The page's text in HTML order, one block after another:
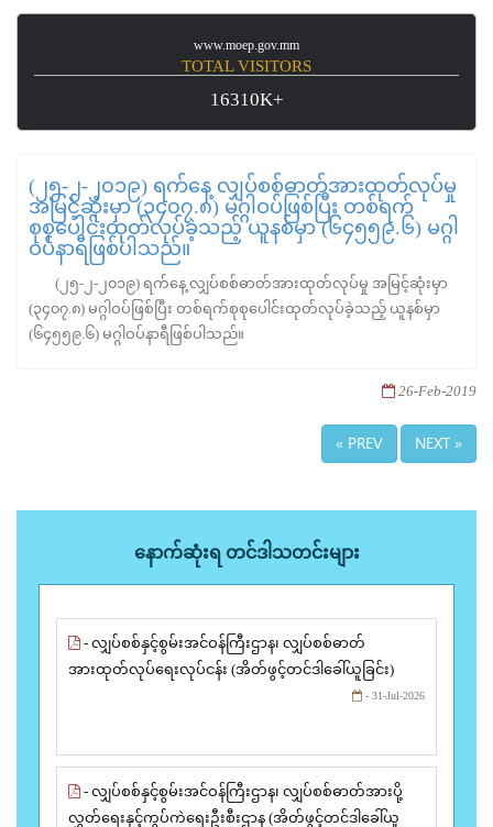
www.moep.gov.mm
TOTAL VISITORS
16310K+
(၂၅-၂-၂၀၁၉) ရက်နေ့ လျှပ်စစ်ဓာတ်အားထုတ်လုပ်မှု
အမြင့်ဆုံးမှာ (၃၄၀၇.၈) မဂ္ဂါဝပ်ဖြစ်ပြီး တစ်ရက်
စုစုပေါင်းထုတ်လုပ်ခဲ့သည့် ယူနစ်မှာ (၆၄၅၅၉.၆) မဂ္ဂါ
ဝပ်နာရီဖြစ်ပါသည်။
(၂၅-၂-၂၀၁၉) ရက်နေ့ လျှပ်စစ်ဓာတ်အားထုတ်လုပ်မှု အမြင့်ဆုံးမှာ
(၃၄၀၇.၈) မဂ္ဂါဝပ်ဖြစ်ပြီး တစ်ရက်စုစုပေါင်းထုတ်လုပ်ခဲ့သည့် ယူနစ်မှာ
(၆၄၅၅၉.၆) မဂ္ဂါဝပ်နာရီဖြစ်ပါသည်။
26-Feb-2019
« PREV NEXT »
နောက်ဆုံးရ တင်ဒါသတင်းများ
- လျှပ်စစ်နှင့်စွမ်းအင်ဝန်ကြီးဌာန၊ လျှပ်စစ်ဓာတ်
အားထုတ်လုပ်ရေးလုပ်ငန်း (အိတ်ဖွင့်တင်ဒါခေါ်ယူခြင်း)
- 31-Jul-2026
- လျှပ်စစ်နှင့်စွမ်းအင်ဝန်ကြီးဌာန၊ လျှပ်စစ်ဓာတ်အားပို့
လွှတ်ရေးနှင့်ကွပ်ကဲရေးဦးစီးဌာန (အိတ်ဖွင့်တင်ဒါခေါ်ယူ